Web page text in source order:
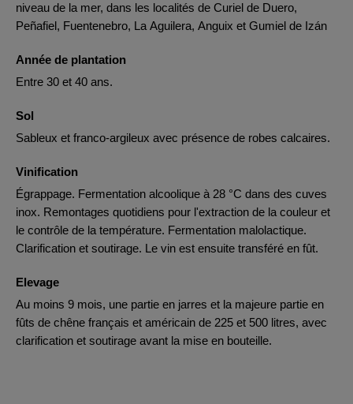
niveau de la mer, dans les localités de Curiel de Duero,
Peñafiel, Fuentenebro, La Aguilera, Anguix et Gumiel de Izán
Année de plantation
Entre 30 et 40 ans.
Sol
Sableux et franco-argileux avec présence de robes calcaires.
Vinification
Égrappage. Fermentation alcoolique à 28 °C dans des cuves
inox. Remontages quotidiens pour l'extraction de la couleur et
le contrôle de la température. Fermentation malolactique.
Clarification et soutirage. Le vin est ensuite transféré en fût.
Elevage
Au moins 9 mois, une partie en jarres et la majeure partie en
fûts de chêne français et américain de 225 et 500 litres, avec
clarification et soutirage avant la mise en bouteille.